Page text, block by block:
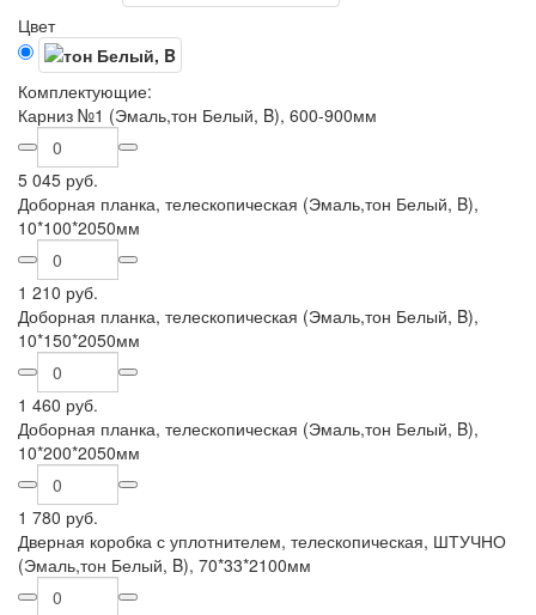
Цвет
Комплектующие:
Карниз №1 (Эмаль,тон Белый, B), 600-900мм
5 045 руб.
Доборная планка, телескопическая (Эмаль,тон Белый, B),
10*100*2050мм
1 210 руб.
Доборная планка, телескопическая (Эмаль,тон Белый, B),
10*150*2050мм
1 460 руб.
Доборная планка, телескопическая (Эмаль,тон Белый, B),
10*200*2050мм
1 780 руб.
Дверная коробка с уплотнителем, телескопическая, ШТУЧНО
(Эмаль,тон Белый, B), 70*33*2100мм